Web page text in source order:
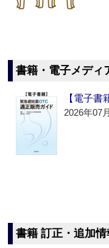
書籍・電子メディ
【電子
2026年07
書籍 訂正・追加情